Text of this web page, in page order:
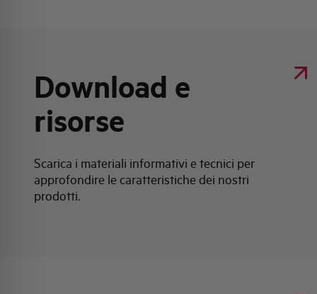
Download e
risorse
Scarica i materiali informativi e tecnici per
approfondire le caratteristiche dei nostri
prodotti.